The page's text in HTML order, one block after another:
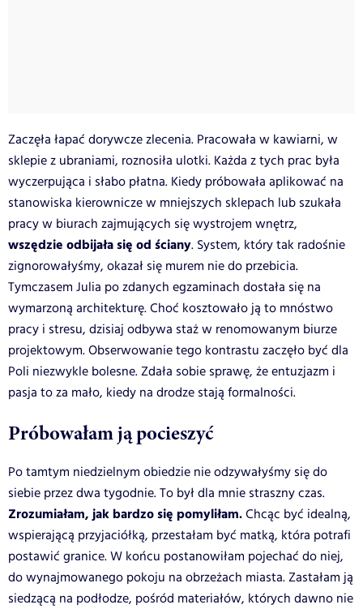
Zaczęła łapać dorywcze zlecenia. Pracowała w kawiarni, w
sklepie z ubraniami, roznosiła ulotki. Każda z tych prac była
wyczerpująca i słabo płatna. Kiedy próbowała aplikować na
stanowiska kierownicze w mniejszych sklepach lub szukała
pracy w biurach zajmujących się wystrojem wnętrz,
wszędzie odbijała się od ściany. System, który tak radośnie
zignorowałyśmy, okazał się murem nie do przebicia.
Tymczasem Julia po zdanych egzaminach dostała się na
wymarzoną architekturę. Choć kosztowało ją to mnóstwo
pracy i stresu, dzisiaj odbywa staż w renomowanym biurze
projektowym. Obserwowanie tego kontrastu zaczęło być dla
Poli niezwykle bolesne. Zdała sobie sprawę, że entuzjazm i
pasja to za mało, kiedy na drodze stają formalności.
Próbowałam ją pocieszyć
Po tamtym niedzielnym obiedzie nie odzywałyśmy się do
siebie przez dwa tygodnie. To był dla mnie straszny czas.
Zrozumiałam, jak bardzo się pomyliłam.Chcąc być idealną,
wspierającą przyjaciółką, przestałam być matką, która potrafi
postawić granice. W końcu postanowiłam pojechać do niej,
do wynajmowanego pokoju na obrzeżach miasta. Zastałam ją
siedzącą na podłodze, pośród materiałów, których dawno nie